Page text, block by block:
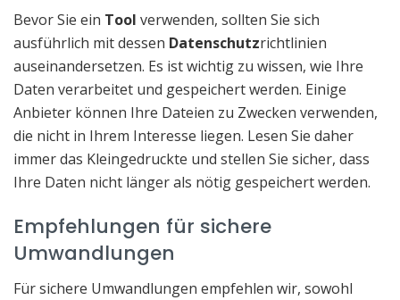
Bevor Sie ein Tool verwenden, sollten Sie sich
ausführlich mit dessen Datenschutzrichtlinien
auseinandersetzen. Es ist wichtig zu wissen, wie Ihre
Daten verarbeitet und gespeichert werden. Einige
Anbieter können Ihre Dateien zu Zwecken verwenden,
die nicht in Ihrem Interesse liegen. Lesen Sie daher
immer das Kleingedruckte und stellen Sie sicher, dass
Ihre Daten nicht länger als nötig gespeichert werden.
Empfehlungen für sichere
Umwandlungen
Für sichere Umwandlungen empfehlen wir, sowohl